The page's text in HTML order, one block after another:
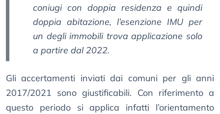
coniugi con doppia residenza e quindi
doppia abitazione, l’esenzione IMU per
un degli immobili trova applicazione solo
a partire dal 2022.
Gli accertamenti inviati dai comuni per gli anni
2017/2021 sono giustificabili. Con riferimento a
questo periodo si applica infatti l’orientamento